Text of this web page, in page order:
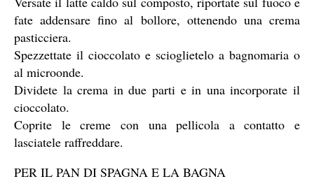
fate addensare fino al bollore, ottenendo una crema
pasticciera.
Spezzettate il cioccolato e scioglietelo a bagnomaria o
al microonde.
Dividete la crema in due parti e in una incorporate il
cioccolato.
Coprite le creme con una pellicola a contatto e
lasciatele raffreddare.
PER IL PAN DI SPAGNA E LA BAGNA